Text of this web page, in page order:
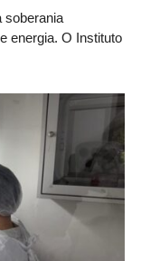
soberania
energia. O Instituto